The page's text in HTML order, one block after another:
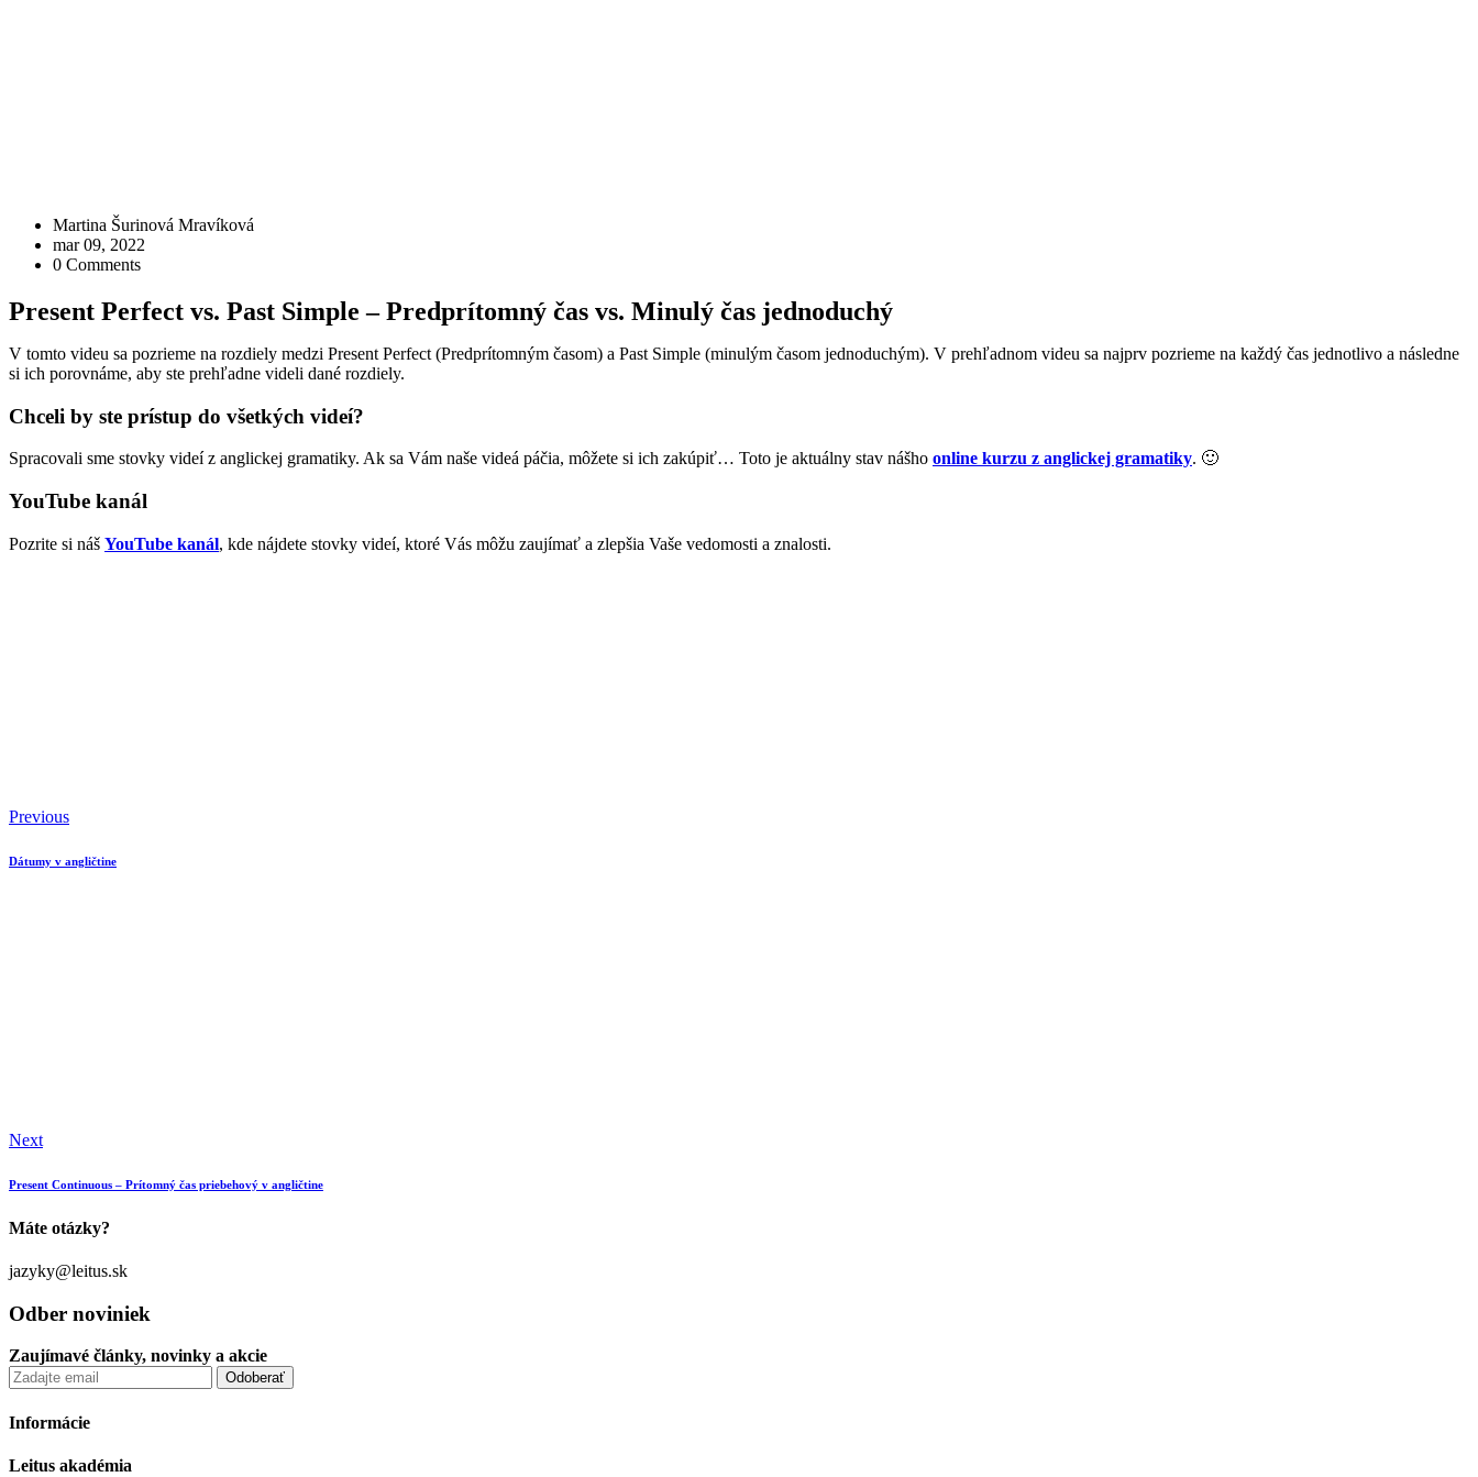
Martina Šurinová Mravíková
mar 09, 2022
0 Comments
Present Perfect vs. Past Simple – Predprítomný čas vs. Minulý čas jednoduchý
V tomto videu sa pozrieme na rozdiely medzi Present Perfect (Predprítomným časom) a Past Simple (minulým časom jednoduchým). V prehľadnom videu sa najprv pozrieme na každý čas jednotlivo a následne
si ich porovnáme, aby ste prehľadne videli dané rozdiely.
Chceli by ste prístup do všetkých videí?
Spracovali sme stovky videí z anglickej gramatiky. Ak sa Vám naše videá páčia, môžete si ich zakúpiť… Toto je aktuálny stav nášho online kurzu z anglickej gramatiky. 🙂
YouTube kanál
Pozrite si náš YouTube kanál, kde nájdete stovky videí, ktoré Vás môžu zaujímať a zlepšia Vaše vedomosti a znalosti.
Previous
Dátumy v angličtine
Next
Present Continuous – Prítomný čas priebehový v angličtine
Máte otázky?
jazyky@leitus.sk
Odber noviniek
Zaujímavé články, novinky a akcie
Informácie
Leitus akadémia